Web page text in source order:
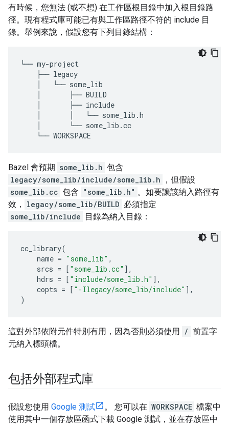
有時候，您無法 (或不想) 在工作區根目錄中加入根目錄路
徑。現有程式庫可能已有與工作區路徑不符的 include 目
錄。舉例來說，假設您有下列目錄結構：
└── my-project
├── legacy
└── some_lib
├── BUILD
├── include
└── some_lib .h
└── some_lib .cc
└── WORKSPACE
Bazel 會預期 some_lib.h 包含
legacy/some_lib/include/some_lib.h
，但假設
some_lib.cc 包含 "some_lib.h" 。如要讓該納入路徑有
效，
legacy/some_lib/BUILD 必須指定
some_lib/include 目錄為納入目錄：
cc_library(
name = "some_lib" ,
srcs = [ "some_lib.cc" ],
hdrs = [ "include/some_lib.h" ],
copts = [ "-Ilegacy/some_lib/include" ],
)
這對外部依附元件特別有用，因為否則必須使用 / 前置字
元納入標頭檔。
包括外部程式庫
假設您使用 Google 測試 。 您可以在 WORKSPACE 檔案中
使用其中一個存放區函式下載 Google 測試，並在存放區中